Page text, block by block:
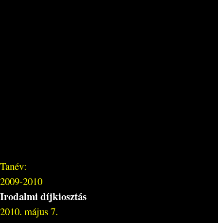
Tanév:
2009-2010
Irodalmi díjkiosztás
2010. május 7.